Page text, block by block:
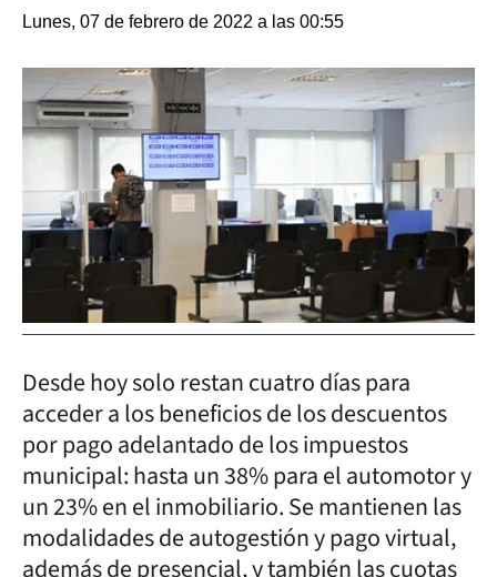
Lunes, 07 de febrero de 2022 a las 00:55
Desde hoy solo restan cuatro días para
acceder a los beneficios de los descuentos
por pago adelantado de los impuestos
municipal: hasta un 38% para el automotor y
un 23% en el inmobiliario. Se mantienen las
modalidades de autogestión y pago virtual,
además de presencial, y también las cuotas